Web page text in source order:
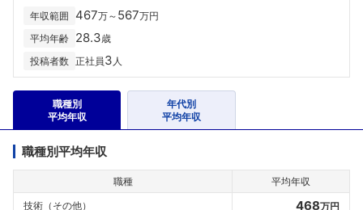
年収範囲 467万～ 567万円
平均年齢 28.3歳
投稿者数 正社員3 人
職種別
平均年収
年代別
平均年収
職種別平均年収
職種
平均年収
技術（その他）
468万円